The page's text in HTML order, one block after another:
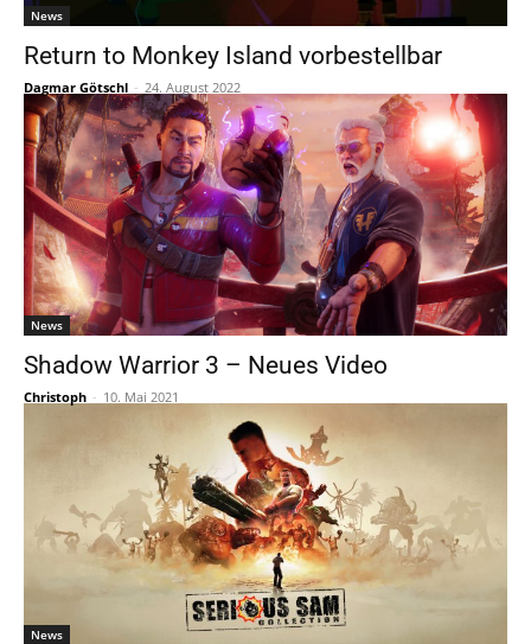
News
Return to Monkey Island vorbestellbar
Dagmar Götschl - 24. August 2022
News
Shadow Warrior 3 – Neues Video
Christoph - 10. Mai 2021
News